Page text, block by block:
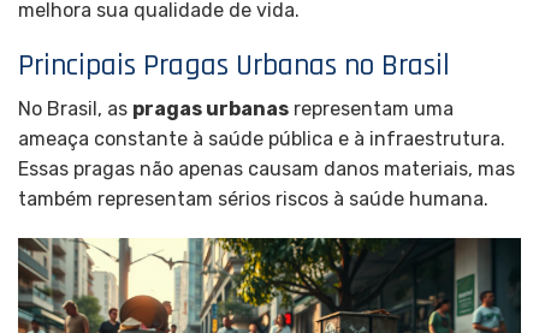
melhora sua qualidade de vida.
Principais Pragas Urbanas no Brasil
No Brasil, as pragas urbanas representam uma
ameaça constante à saúde pública e à infraestrutura.
Essas pragas não apenas causam danos materiais, mas
também representam sérios riscos à saúde humana.